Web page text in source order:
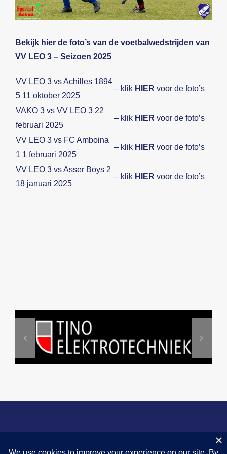
Beeldbank
Contact
Bekijk hier de foto’s van de voetbalwedstrijden van
VV LEO 3 – Seizoen 2025
VV LEO 3 vs Achilles 1894
5 11 oktober 2025
– klik HIER voor de foto’s
VAKO 3 vs VV LEO 3 22
februari 2025
– klik HIER voor de foto’s
VV LEO 3 vs FC Amboina
1 1 februari 2025
– klik HIER voor de foto’s
VV LEO 3 vs Asser Boys 2
18 januari 2025
– klik HIER voor de foto’s